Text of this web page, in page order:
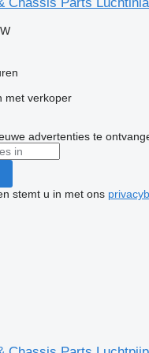
met verkoper
advertenties te
stemt u in met ons